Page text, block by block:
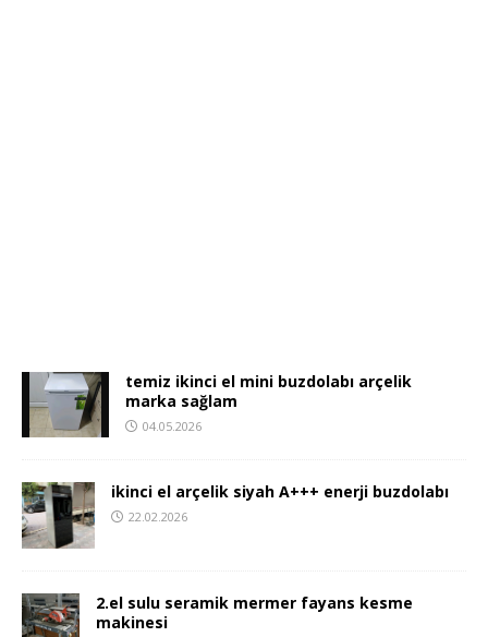
temiz ikinci el mini buzdolabı arçelik
marka sağlam
04.05.2026
ikinci el arçelik siyah A+++ enerji buzdolabı
22.02.2026
2.el sulu seramik mermer fayans kesme
makinesi